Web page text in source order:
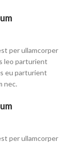
per ullamcorper
leo parturient
eu parturient
nec.
per ullamcorper